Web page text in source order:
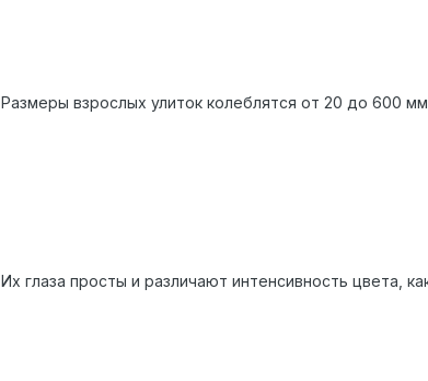
Размеры взрослых улиток колеблятся от 20 до 600 мм
Их глаза просты и различают интенсивность цвета,